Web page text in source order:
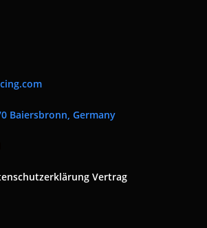
Baiersbronn, Germany
Vertrag